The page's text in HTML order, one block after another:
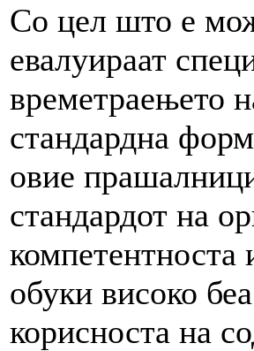
Со цел што е
евалуираат
времетраењето
стандардна
овие
стандардот на
компетентноста
обуки високо
корисноста на